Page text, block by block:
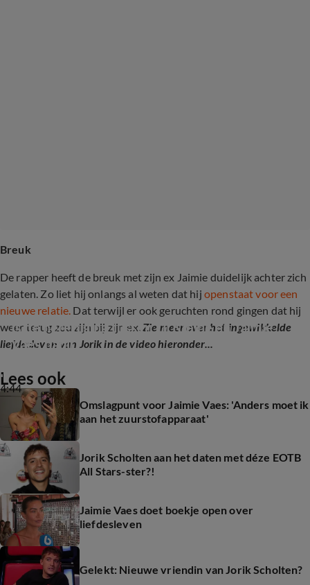
Breuk
De rapper heeft de breuk met zijn ex Jaimie duidelijk achter zich
gelaten. Zo liet hij onlangs al weten dat hij openstaat voor een
nieuwe relatie. Dat terwijl er ook geruchten rond gingen dat hij
weer terug zou zijn bij zijn ex.Zie meer over het ingewikkelde
liefdesleven van Jorik in de video hieronder...
4:44
Is de hereniging tussen Lil Kleine en Jaimie
Vaes nabij?
Lees ook
Omslagpunt voor Jaimie Vaes: 'Anders moet ik
aan het zuurstofapparaat'
Jorik Scholten aan het daten met déze EOTB
All Stars-ster?!
Jaimie Vaes doet boekje open over
liefdesleven
Gelekt: Nieuwe vriendin van Jorik Scholten?